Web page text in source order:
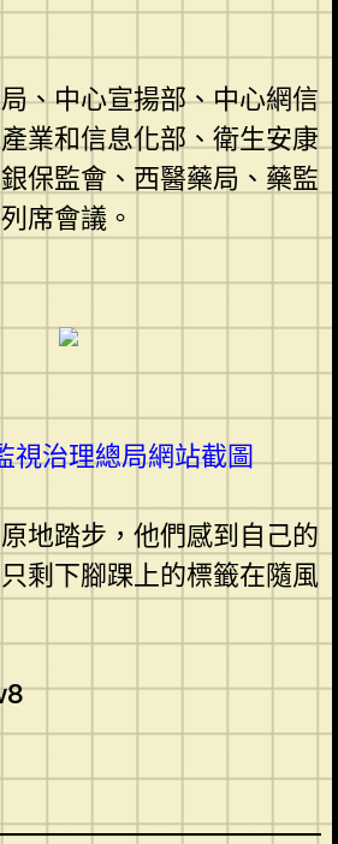
中心宣揚部、中心網信
業和信息化部、衛生安康
保監會、西醫藥局、藥監
席會議。
視治理總局網站截圖
地踏步，他們感到自己的
剩下腳踝上的標籤在隨風